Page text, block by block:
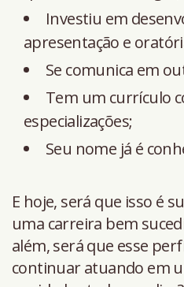
Investiu em
apresentação e
Se comunica em
Tem um currículo
especializações;
Seu nome já é
E hoje, será que isso é
uma carreira bem
além, será que esse
continuar atuando em